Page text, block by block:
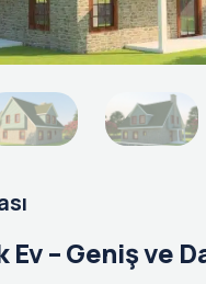
Ev – Geniş ve